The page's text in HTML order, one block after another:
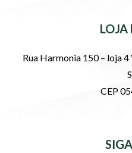
LOJA
Rua Harmonia 150 – loja
CEP